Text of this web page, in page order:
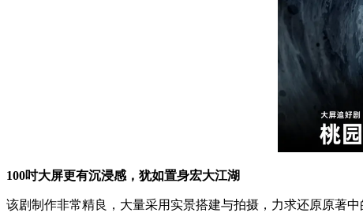
100吋大屏更有沉浸感，犹如置身宏大江湖
该剧制作非常精良，大量采用实景搭建与拍摄，力求还原原著